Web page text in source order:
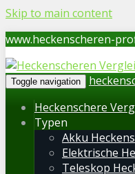
Skip to main content
www.heckenscheren-
Toggle navigation
Heckenschere
Typen
Akku
Elektrische
Teleskop